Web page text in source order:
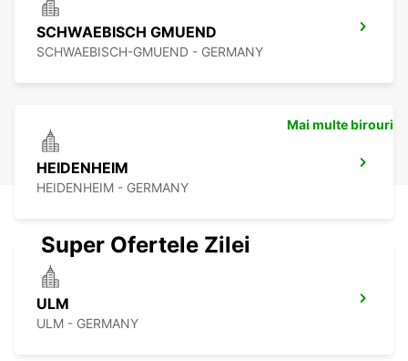
SCHWAEBISCH GMUEND
SCHWAEBISCH-GMUEND - GERMANY
HEIDENHEIM
HEIDENHEIM - GERMANY
ULM
ULM - GERMANY
Mai multe birouri
Super Ofertele Zilei